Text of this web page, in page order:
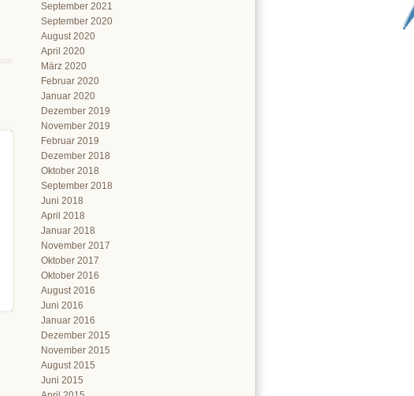
September 2021
September 2020
August 2020
April 2020
März 2020
Februar 2020
Januar 2020
Dezember 2019
November 2019
Februar 2019
Dezember 2018
Oktober 2018
September 2018
Juni 2018
April 2018
Januar 2018
November 2017
Oktober 2017
Oktober 2016
August 2016
Juni 2016
Januar 2016
Dezember 2015
November 2015
August 2015
Juni 2015